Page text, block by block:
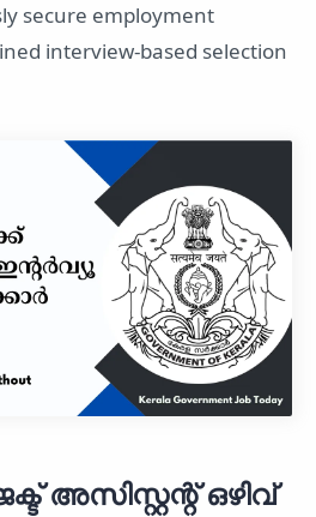
secure employment
interview-based selection
അസിസ്റ്റന്റ് ഒഴിവ്